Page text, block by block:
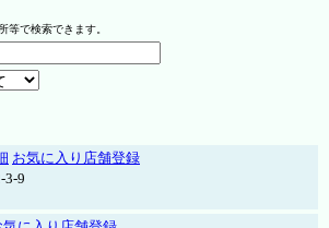
等で検索できます。
お気に入り店舗登録
3-9